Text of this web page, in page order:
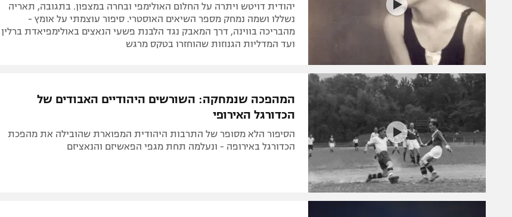
יהודית דויטש ויתרה על החלום האולימפי ובחרה במצפון. בתגובה, תאריה
נשללו ושמה נמחק מספר השיאים האוסטרי. סיפור עוצמתי על אומץ -
מהבריכה בווינה, דרך המאבק נגד הלבנת פשעי הנאצים באולימפיאדת ברלין
ועד המדליות הגנוזות שהוחזרו בטקס מרגש
המהפכה שנמחקה: השורשים היהודיים האבודים של
הכדורגל האירופי
הסיפור הלא מסופר של התרבות היהודית המפוארת שהובילה את מהפכת
הכדורגל באירופה - ונעלמה תחת מגפי הפאשיזם והנאציזם